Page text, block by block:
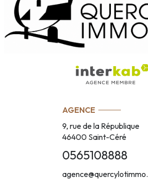
AGENCE
9, rue de la République
46400 Saint-Céré
0565108888